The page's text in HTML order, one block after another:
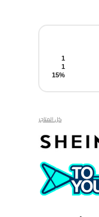
1
1
15%
كل المتاجر